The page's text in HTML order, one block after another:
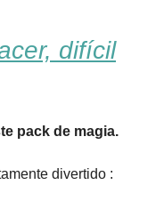
difícil
pack de magia.
divertido :